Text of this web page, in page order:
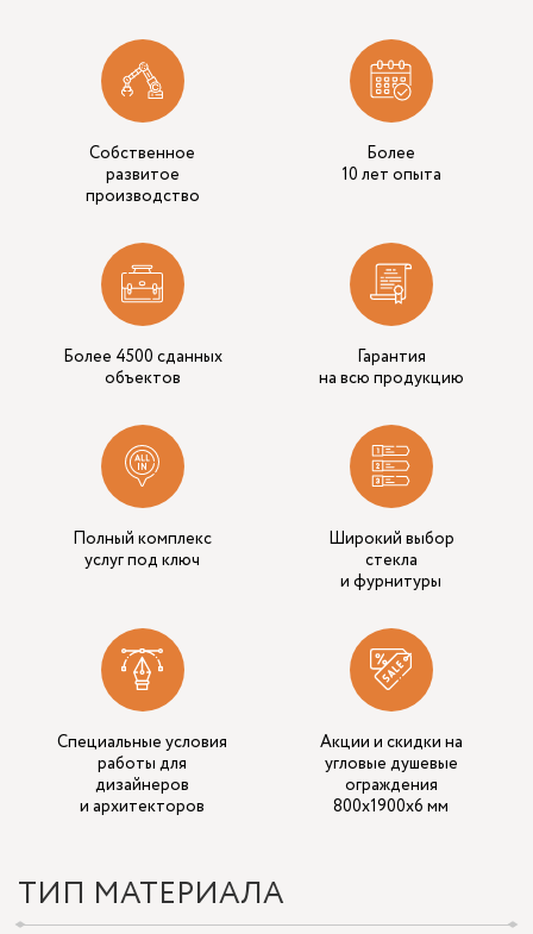
Собственное
развитое
производство
Более
10 лет опыта
Более 4500 сданных
объектов
Гарантия
на всю продукцию
Полный комплекс
услуг под ключ
Широкий выбор
стекла
и фурнитуры
Специальные условия
работы для
дизайнеров
и архитекторов
Акции и скидки на
угловые душевые
ограждения
800x1900x6 мм
ТИП МАТЕРИАЛА